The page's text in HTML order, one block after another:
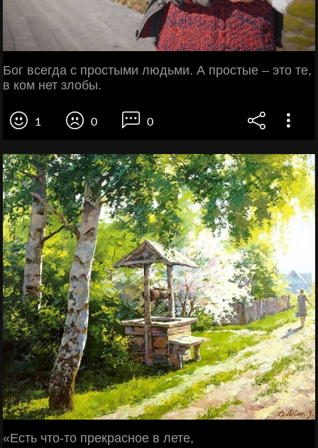
Бог всегда с простыми людьми. А простые – это те,
в ком нет злобы.
1 0 0
«Есть что-то прекрасное в лете,